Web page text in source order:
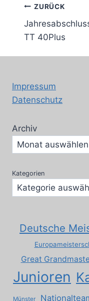
ZURÜCK
TT 40Plus
Impressum
Datenschutz
Archiv
Kategorien
Deutsche
Great
Junioren
Münster